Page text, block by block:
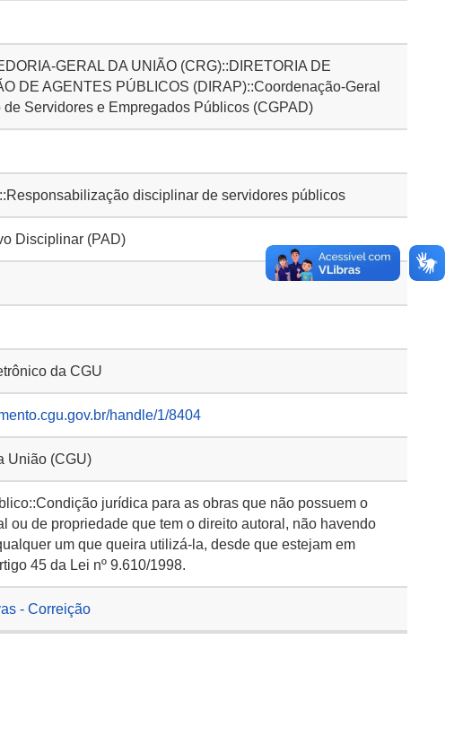
GERAL DA UNIÃO (CRG)::DIRETORIA DE
DE AGENTES PÚBLICOS (DIRAP)::Coordenação-Geral
Servidores e Empregados Públicos (CGPAD)
disciplinar de servidores públicos
Disciplinar (PAD)
da CGU
handle/1/8404
União (CGU)
jurídica para as obras que não possuem o
ou de propriedade que tem o direito autoral, não havendo
um que queira utilizá-la, desde que estejam em
45 da Lei nº 9.610/1998.
- Correição